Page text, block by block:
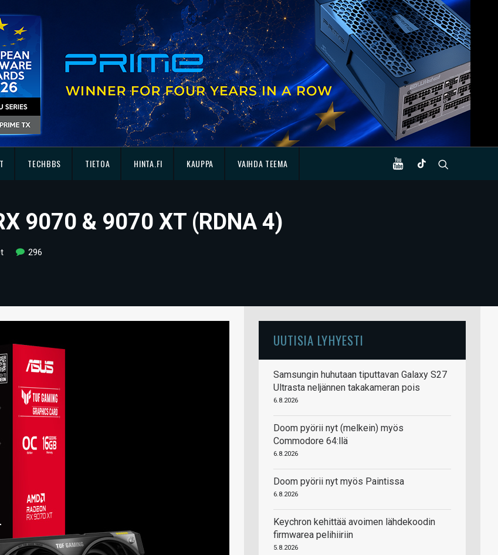
TECHBBS TIETOA HINTA.FI KAUPPA VAIHDA TEEMA
9070 & 9070 XT (RDNA 4)
296
UUTISIA LYHYESTI
Samsungin huhutaan tiputtavan Galaxy S27
Ultrasta neljännen takakameran pois
6.8.2026
Doom pyörii nyt (melkein) myös
Commodore 64:llä
6.8.2026
Doom pyörii nyt myös Paintissa
6.8.2026
Keychron kehittää avoimen lähdekoodin
firmwarea pelihiiriin
5.8.2026